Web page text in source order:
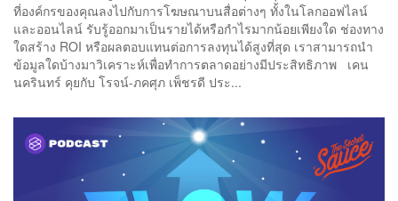
ที่องค์กรของคุณลงไปกับการโฆษณาบนสื่อต่างๆ ทั้งในโลกออฟไลน์
และออนไลน์ รับรู้ออกมาเป็นรายได้หรือกำไรมากน้อยเพียงใด ช่องทาง
ใดสร้าง ROI หรือผลตอบแทนต่อการลงทุนได้สูงที่สุด เราสามารถนำ
ข้อมูลใดบ้างมาวิเคราะห์เพื่อทำการตลาดอย่างมีประสิทธิภาพ เคน
นครินทร์ คุยกับ โรจน์-ภคศุภ เพ็ชรดี ประ...